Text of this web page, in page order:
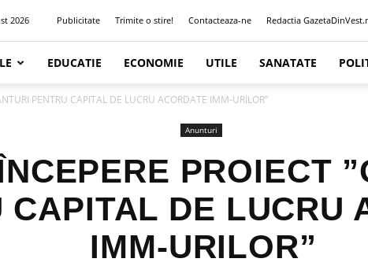
2026 Publicitate Trimite o stire! Contacteaza-ne Redactia
EDUCATIE ECONOMIE UTILE SANATATE
PENTRU CAPITAL DE LUCRU ACORDATE IMM-URILOR”
Anunturi
PROIECT
CAPITAL DE LUCRU
IMM-URILOR”